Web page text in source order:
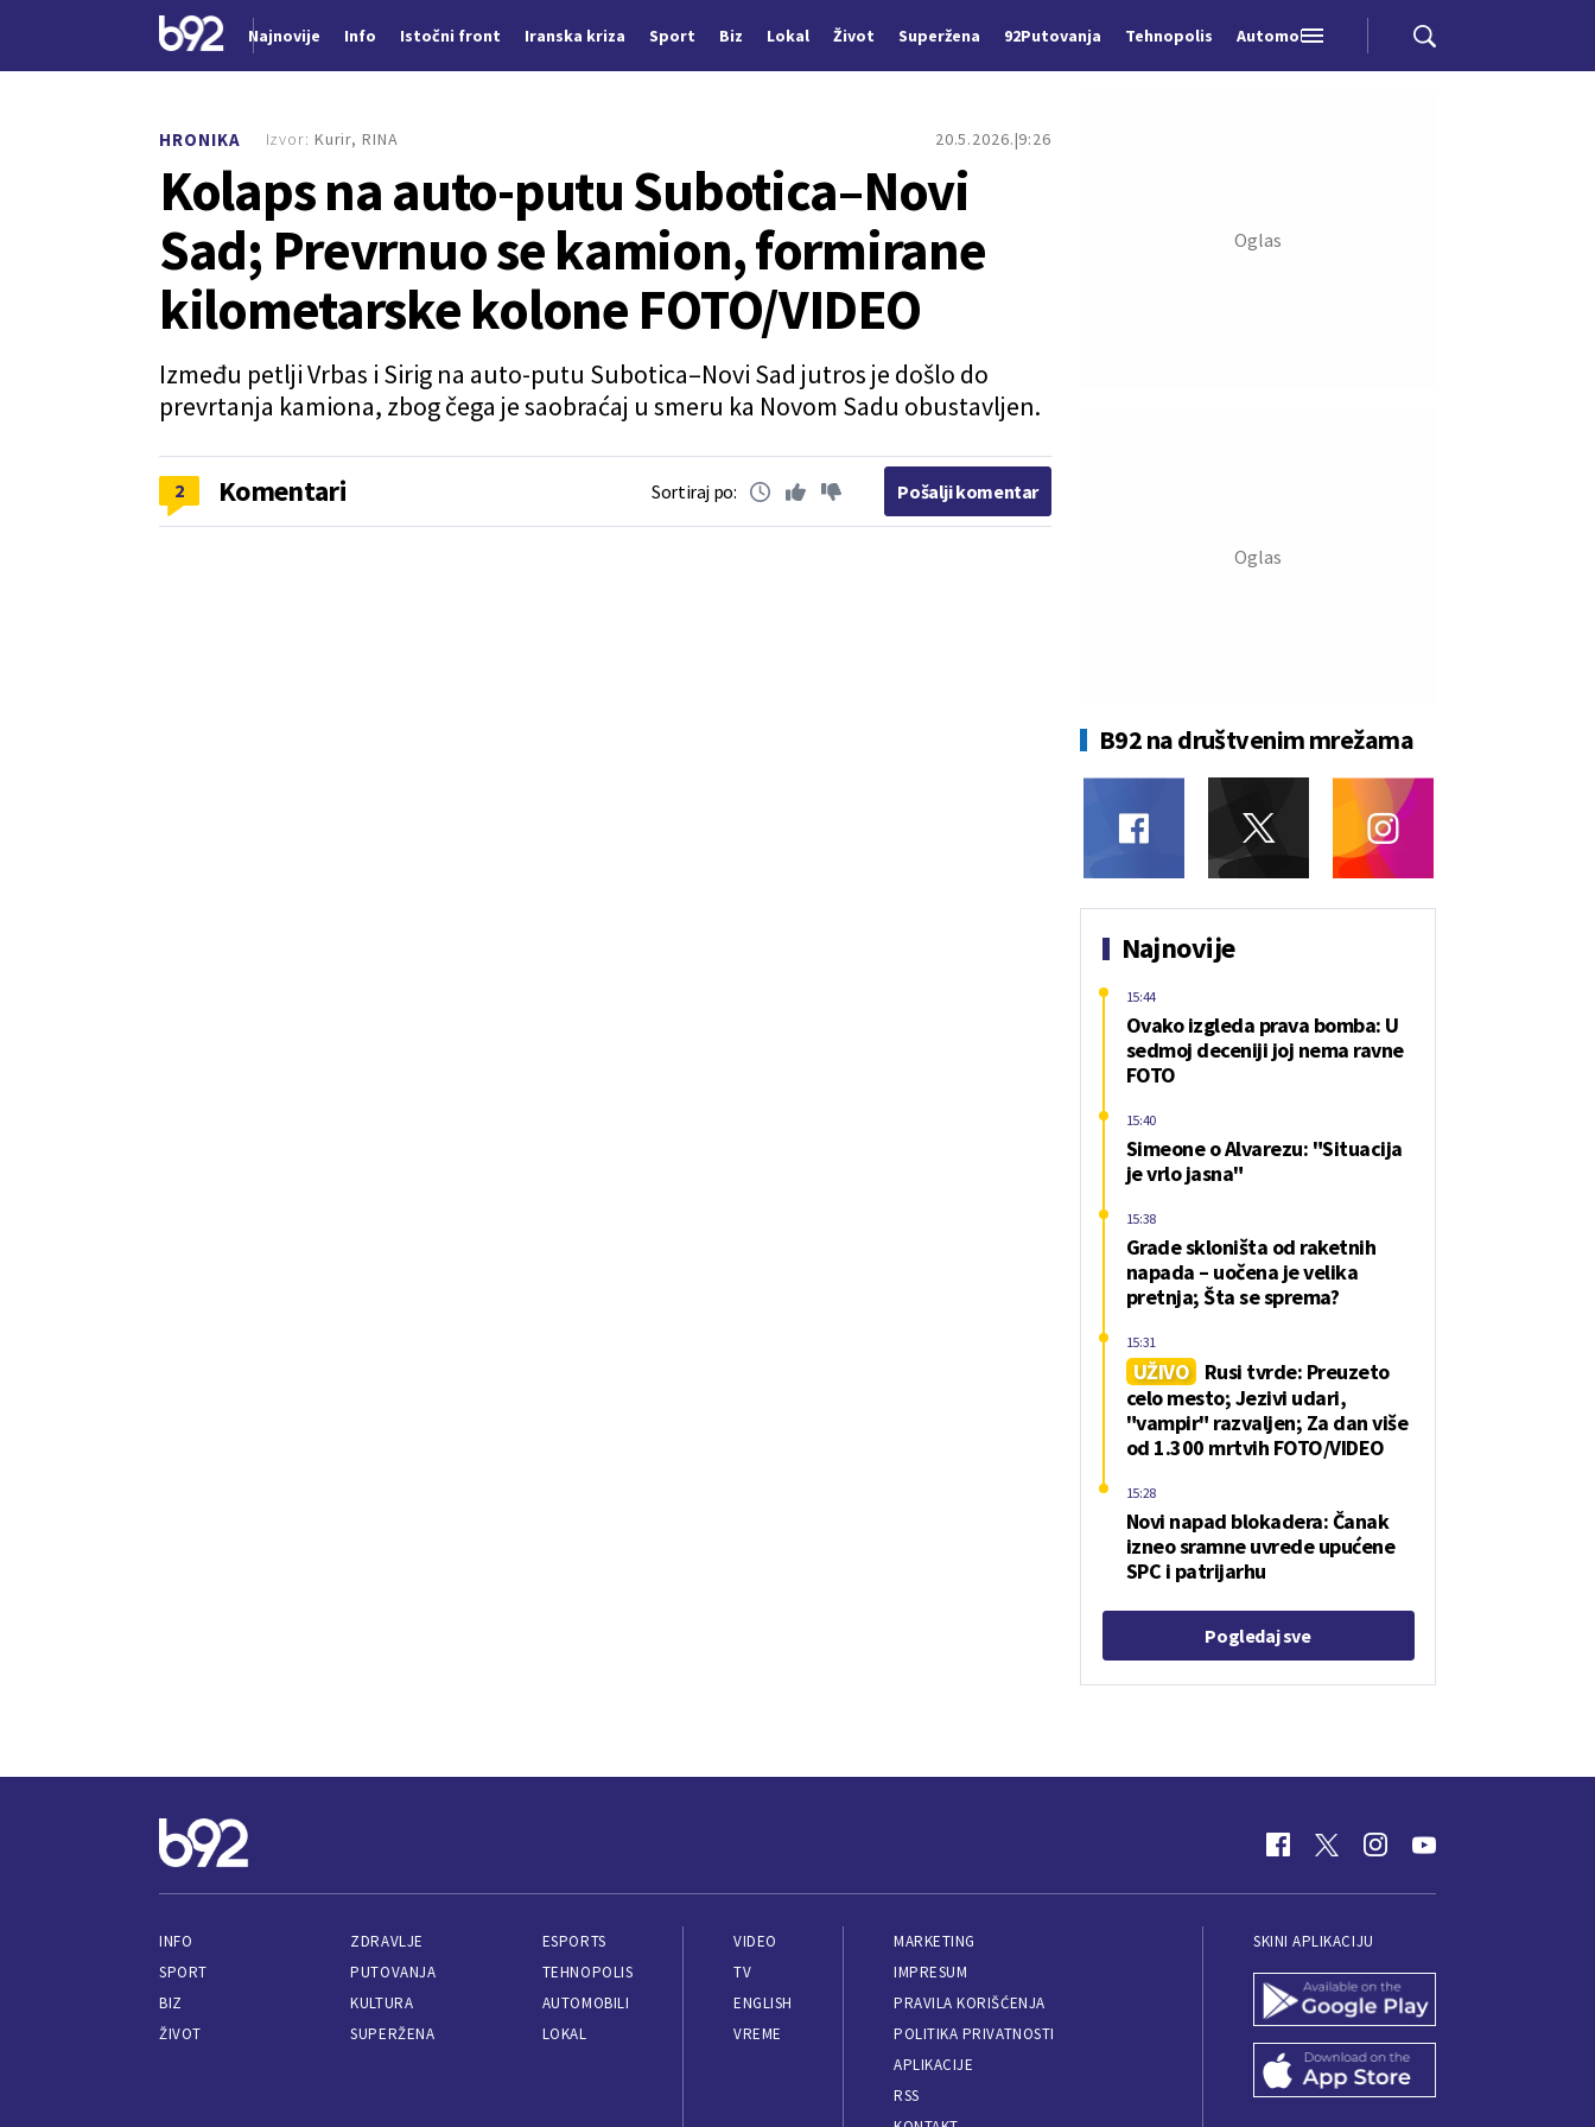
Najnovije Info Istočni front Iranska kriza Sport Biz Lokal Život Superžena 92Putovanja Tehnopolis Automobili
HRONIKA 20.5.2026. 9:26
Kolaps na auto-putu Subotica–Novi
Sad; Prevrnuo se kamion, formirane
kilometarske kolone FOTO/VIDEO
Između petlji Vrbas i Sirig na auto-putu Subotica–Novi Sad jutros je došlo do
prevrtanja kamiona, zbog čega je saobraćaj u smeru ka Novom Sadu obustavljen.
Izvor: Kurir, RINA
2 Komentari Sortiraj po: Pošalji komentar
B92 na društvenim mrežama
Najnovije
Ovako izgleda prava bomba: U
sedmoj deceniji joj nema ravne
FOTO
15:44
Simeone o Alvarezu: "Situacija
je vrlo jasna"
15:40
Grade skloništa od raketnih
napada – uočena je velika
pretnja; Šta se sprema?
15:38
UŽIVO
Rusi tvrde: Preuzeto
celo mesto; Jezivi udari,
"vampir" razvaljen; Za dan više
od 1.300 mrtvih FOTO/VIDEO
15:31
Novi napad blokadera: Čanak
izneo sramne uvrede upućene
SPC i patrijarhu
15:28
Pogledaj sve
INFO
SPORT
BIZ
ŽIVOT
ZDRAVLJE
PUTOVANJA
KULTURA
SUPERŽENA
ESPORTS
TEHNOPOLIS
AUTOMOBILI
LOKAL
VIDEO
TV
ENGLISH
VREME
MARKETING
IMPRESUM
PRAVILA KORIŠĆENJA
POLITIKA PRIVATNOSTI
APLIKACIJE
RSS
SKINI APLIKACIJU